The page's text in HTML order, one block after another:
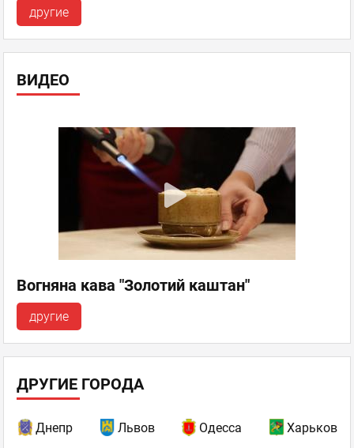
другие
ВИДЕО
Вогняна кава "Золотий каштан"
другие
ДРУГИЕ ГОРОДА
Днепр Львов Одесса Харьков